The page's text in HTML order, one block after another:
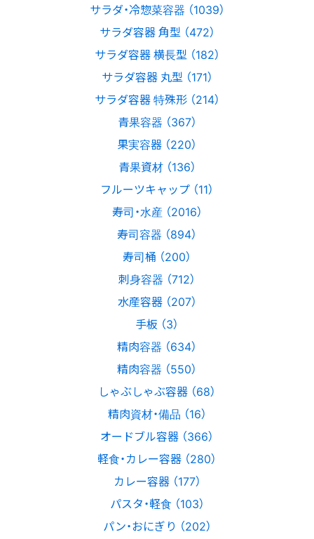
サラダ・冷惣菜容器 （1039）
サラダ容器 角型 （472）
サラダ容器 横長型 （182）
サラダ容器 丸型 （171）
サラダ容器 特殊形 （214）
青果容器 （367）
果実容器 （220）
青果資材 （136）
フルーツキャップ （11）
寿司・水産 （2016）
寿司容器 （894）
寿司桶 （200）
刺身容器 （712）
水産容器 （207）
手板 （3）
精肉容器 （634）
精肉容器 （550）
しゃぶしゃぶ容器 （68）
精肉資材・備品 （16）
オードブル容器 （366）
軽食・カレー容器 （280）
カレー容器 （177）
パスタ・軽食 （103）
パン・おにぎり （202）